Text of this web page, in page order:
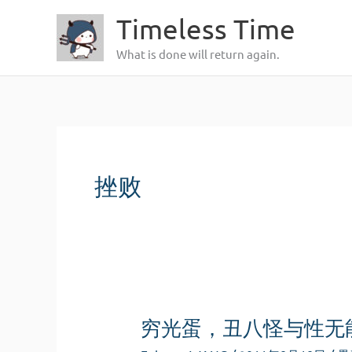
容
Timeless Time
What is done will return again.
挫败
穷光蛋，丑八怪与性无